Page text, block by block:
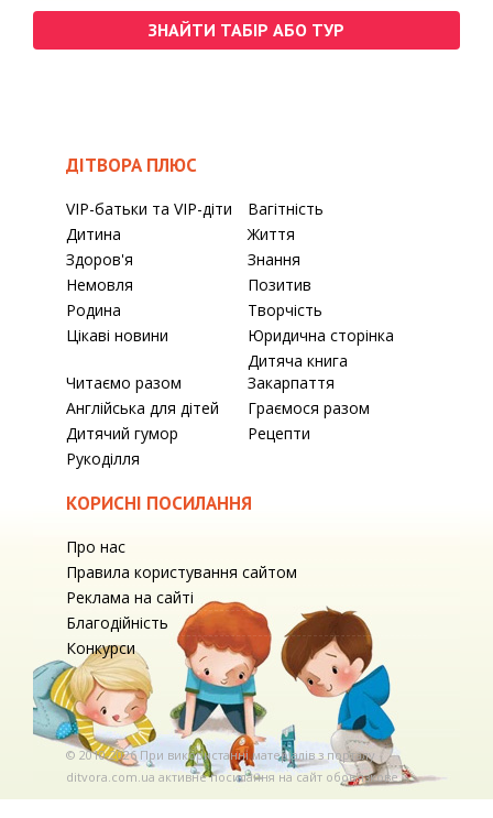
ЗНАЙТИ ТАБІР АБО ТУР
ДІТВОРА ПЛЮС
VIP-батьки та VIP-діти
Вагітність
Дитина
Життя
Здоров'я
Знання
Немовля
Позитив
Родина
Творчість
Цікаві новини
Юридична сторінка
Читаємо разом
Дитяча книга
Закарпаття
Англійська для дітей
Граємося разом
Дитячий гумор
Рецепти
Рукоділля
КОРИСНІ ПОСИЛАННЯ
Про нас
Правила користування сайтом
Реклама на сайті
Благодійність
Конкурси
© 2010-2026 При використаннi матерiалiв з порталу
ditvora.com.ua активне посилання на сайт обов'язкове. .